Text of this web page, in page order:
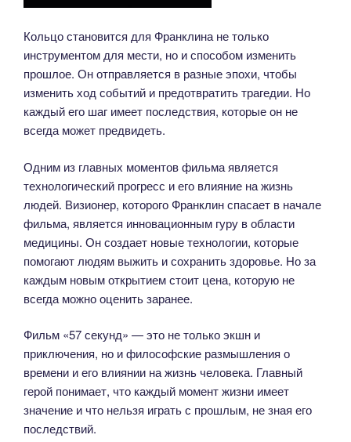
Кольцо становится для Франклина не только
инструментом для мести, но и способом изменить
прошлое. Он отправляется в разные эпохи, чтобы
изменить ход событий и предотвратить трагедии. Но
каждый его шаг имеет последствия, которые он не
всегда может предвидеть.
Одним из главных моментов фильма является
технологический прогресс и его влияние на жизнь
людей. Визионер, которого Франклин спасает в начале
фильма, является инновационным гуру в области
медицины. Он создает новые технологии, которые
помогают людям выжить и сохранить здоровье. Но за
каждым новым открытием стоит цена, которую не
всегда можно оценить заранее.
Фильм «57 секунд» — это не только экшн и
приключения, но и философские размышления о
времени и его влиянии на жизнь человека. Главный
герой понимает, что каждый момент жизни имеет
значение и что нельзя играть с прошлым, не зная его
последствий.